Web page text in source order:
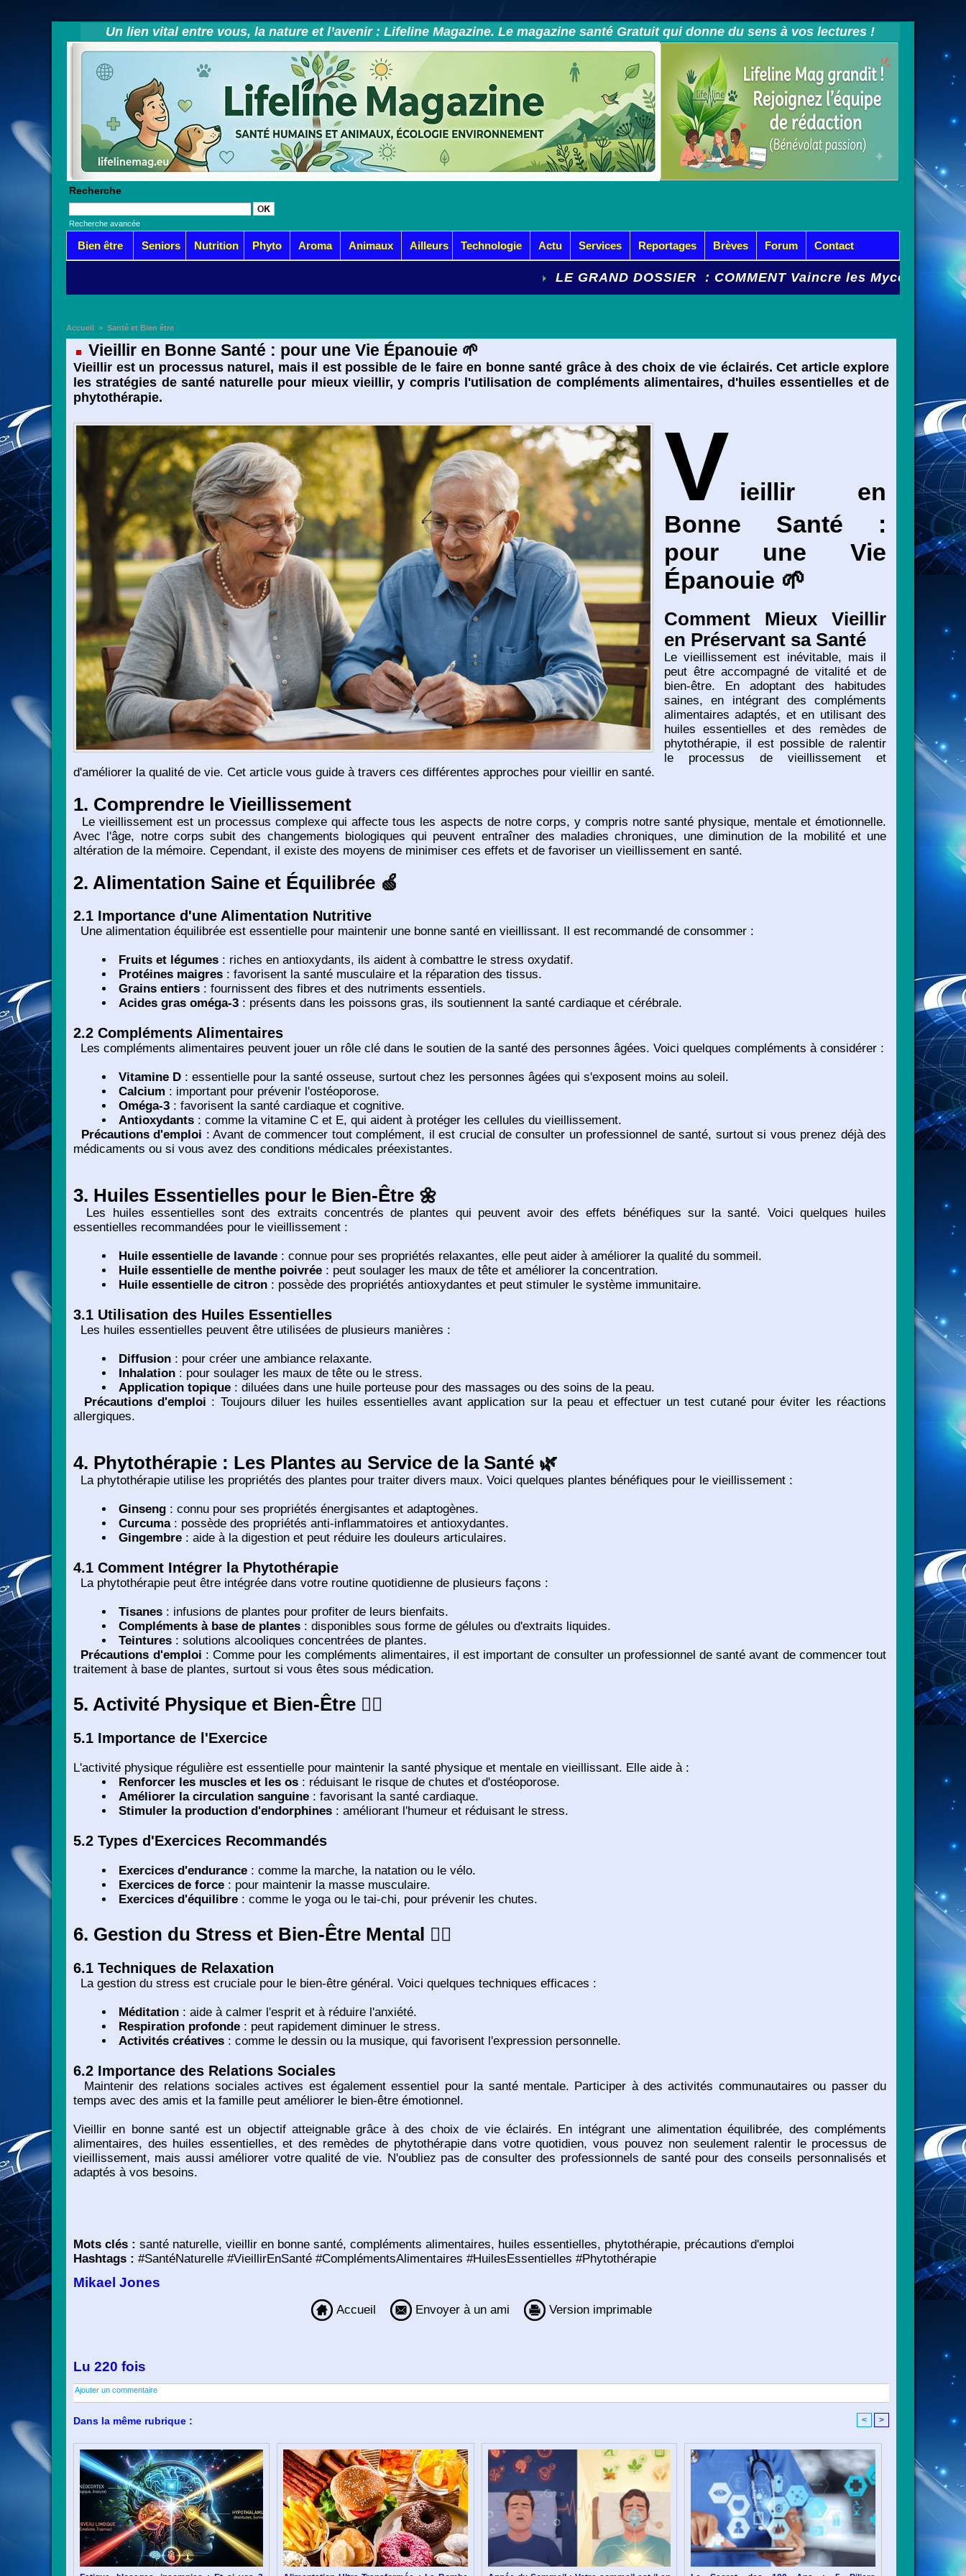
Un lien vital entre vous, la nature et l’avenir : Lifeline Magazine. Le magazine santé Gratuit qui donne du sens à vos lectures !
Recherche
Recherche avancée
Bien être Seniors Nutrition Phyto Aroma Animaux Ailleurs Technologie Actu Services Reportages Brèves Forum Contact
LE GRAND DOSSIER : COMMENT Vaincre les Mycoses et Cystites à
Accueil > Santé et Bien être
Vieillir en Bonne Santé : pour une Vie Épanouie 🌱
Vieillir est un processus naturel, mais il est possible de le faire en bonne santé grâce à des choix de vie éclairés. Cet article explore
les stratégies de santé naturelle pour mieux vieillir, y compris l'utilisation de compléments alimentaires, d'huiles essentielles et de
phytothérapie.
V ieillir en
Bonne Santé :
pour une Vie
Épanouie 🌱
Comment Mieux Vieillir
en Préservant sa Santé
Le vieillissement est inévitable, mais il
peut être accompagné de vitalité et de
bien-être. En adoptant des habitudes
saines, en intégrant des compléments
alimentaires adaptés, et en utilisant des
huiles essentielles et des remèdes de
phytothérapie, il est possible de ralentir
le processus de vieillissement et
d'améliorer la qualité de vie. Cet article vous guide à travers ces différentes approches pour vieillir en santé.
1. Comprendre le Vieillissement
Le vieillissement est un processus complexe qui affecte tous les aspects de notre corps, y compris notre santé physique, mentale et émotionnelle.
Avec l'âge, notre corps subit des changements biologiques qui peuvent entraîner des maladies chroniques, une diminution de la mobilité et une
altération de la mémoire. Cependant, il existe des moyens de minimiser ces effets et de favoriser un vieillissement en santé.
2. Alimentation Saine et Équilibrée 🍏
2.1 Importance d'une Alimentation Nutritive
Une alimentation équilibrée est essentielle pour maintenir une bonne santé en vieillissant. Il est recommandé de consommer :
Fruits et légumes : riches en antioxydants, ils aident à combattre le stress oxydatif.
Protéines maigres : favorisent la santé musculaire et la réparation des tissus.
Grains entiers : fournissent des fibres et des nutriments essentiels.
Acides gras oméga-3 : présents dans les poissons gras, ils soutiennent la santé cardiaque et cérébrale.
2.2 Compléments Alimentaires
Les compléments alimentaires peuvent jouer un rôle clé dans le soutien de la santé des personnes âgées. Voici quelques compléments à considérer :
Vitamine D : essentielle pour la santé osseuse, surtout chez les personnes âgées qui s'exposent moins au soleil.
Calcium : important pour prévenir l'ostéoporose.
Oméga-3 : favorisent la santé cardiaque et cognitive.
Antioxydants : comme la vitamine C et E, qui aident à protéger les cellules du vieillissement.
Précautions d'emploi : Avant de commencer tout complément, il est crucial de consulter un professionnel de santé, surtout si vous prenez déjà des
médicaments ou si vous avez des conditions médicales préexistantes.
3. Huiles Essentielles pour le Bien-Être 🌼
Les huiles essentielles sont des extraits concentrés de plantes qui peuvent avoir des effets bénéfiques sur la santé. Voici quelques huiles
essentielles recommandées pour le vieillissement :
Huile essentielle de lavande : connue pour ses propriétés relaxantes, elle peut aider à améliorer la qualité du sommeil.
Huile essentielle de menthe poivrée : peut soulager les maux de tête et améliorer la concentration.
Huile essentielle de citron : possède des propriétés antioxydantes et peut stimuler le système immunitaire.
3.1 Utilisation des Huiles Essentielles
Les huiles essentielles peuvent être utilisées de plusieurs manières :
Diffusion : pour créer une ambiance relaxante.
Inhalation : pour soulager les maux de tête ou le stress.
Application topique : diluées dans une huile porteuse pour des massages ou des soins de la peau.
Précautions d'emploi : Toujours diluer les huiles essentielles avant application sur la peau et effectuer un test cutané pour éviter les réactions
allergiques.
4. Phytothérapie : Les Plantes au Service de la Santé 🌿
La phytothérapie utilise les propriétés des plantes pour traiter divers maux. Voici quelques plantes bénéfiques pour le vieillissement :
Ginseng : connu pour ses propriétés énergisantes et adaptogènes.
Curcuma: possède des propriétés anti-inflammatoires et antioxydantes.
Gingembre : aide à la digestion et peut réduire les douleurs articulaires.
4.1 Comment Intégrer la Phytothérapie
La phytothérapie peut être intégrée dans votre routine quotidienne de plusieurs façons :
Tisanes : infusions de plantes pour profiter de leurs bienfaits.
Compléments à base de plantes : disponibles sous forme de gélules ou d'extraits liquides.
Teintures : solutions alcooliques concentrées de plantes.
Précautions d'emploi : Comme pour les compléments alimentaires, il est important de consulter un professionnel de santé avant de commencer tout
traitement à base de plantes, surtout si vous êtes sous médication.
5. Activité Physique et Bien-Être 🏃‍♂️
5.1 Importance de l'Exercice
L'activité physique régulière est essentielle pour maintenir la santé physique et mentale en vieillissant. Elle aide à :
Renforcer les muscles et les os : réduisant le risque de chutes et d'ostéoporose.
Améliorer la circulation sanguine : favorisant la santé cardiaque.
Stimuler la production d'endorphines : améliorant l'humeur et réduisant le stress.
5.2 Types d'Exercices Recommandés
Exercices d'endurance : comme la marche, la natation ou le vélo.
Exercices de force : pour maintenir la masse musculaire.
Exercices d'équilibre : comme le yoga ou le tai-chi, pour prévenir les chutes.
6. Gestion du Stress et Bien-Être Mental 🧘‍♀️
6.1 Techniques de Relaxation
La gestion du stress est cruciale pour le bien-être général. Voici quelques techniques efficaces :
Méditation : aide à calmer l'esprit et à réduire l'anxiété.
Respiration profonde : peut rapidement diminuer le stress.
Activités créatives : comme le dessin ou la musique, qui favorisent l'expression personnelle.
6.2 Importance des Relations Sociales
Maintenir des relations sociales actives est également essentiel pour la santé mentale. Participer à des activités communautaires ou passer du
temps avec des amis et la famille peut améliorer le bien-être émotionnel.
Vieillir en bonne santé est un objectif atteignable grâce à des choix de vie éclairés. En intégrant une alimentation équilibrée, des compléments
alimentaires, des huiles essentielles, et des remèdes de phytothérapie dans votre quotidien, vous pouvez non seulement ralentir le processus de
vieillissement, mais aussi améliorer votre qualité de vie. N'oubliez pas de consulter des professionnels de santé pour des conseils personnalisés et
adaptés à vos besoins.
Mots clés : santé naturelle, vieillir en bonne santé, compléments alimentaires, huiles essentielles, phytothérapie, précautions d'emploi
Hashtags : #SantéNaturelle #VieillirEnSanté #ComplémentsAlimentaires #HuilesEssentielles #Phytothérapie
Mikael Jones
Accueil Envoyer à un ami Version imprimable
Lu 220 fois
Ajouter un commentaire
Dans la même rubrique : < >